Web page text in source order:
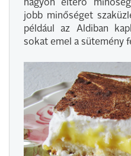
nagyon eltérő
jobb minőséget
például az Aldiban
sokat emel a sütemény